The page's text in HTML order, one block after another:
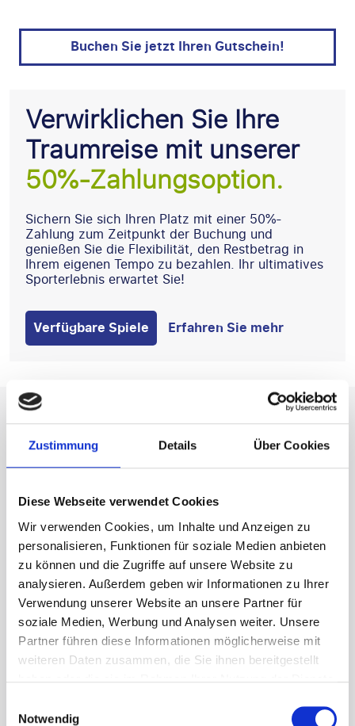
Zustimmung Details Über Cookies
Diese Webseite verwendet Cookies
Wir verwenden Cookies, um Inhalte und Anzeigen zu
personalisieren, Funktionen für soziale Medien anbieten
zu können und die Zugriffe auf unsere Website zu
analysieren. Außerdem geben wir Informationen zu Ihrer
Verwendung unserer Website an unsere Partner für
soziale Medien, Werbung und Analysen weiter. Unsere
Partner führen diese Informationen möglicherweise mit
weiteren Daten zusammen, die Sie ihnen bereitgestellt
Notwendig
Buchen Sie jetzt Ihren Gutschein!
Verwirklichen Sie Ihre
Traumreise mit unserer
50%-Zahlungsoption.
Sichern Sie sich Ihren Platz mit einer 50%-
Zahlung zum Zeitpunkt der Buchung und
genießen Sie die Flexibilität, den Restbetrag in
Ihrem eigenen Tempo zu bezahlen. Ihr ultimatives
Sporterlebnis erwartet Sie!
Verfügbare Spiele Erfahren Sie mehr
Buchen Sie Ihre nächste
Fußballreisein einigen
wenigen Schritten
Es ist völlig einfach, Ihre Fußballreise online zu
buchen
Wählen Sie Ihre Fußballreise aus